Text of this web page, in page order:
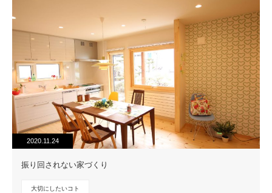
2020.11.24
振り回されない家づくり
大切にしたいコト